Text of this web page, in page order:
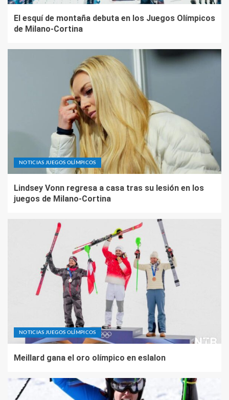
El esquí de montaña debuta en los Juegos Olímpicos
de Milano-Cortina
NOTICIAS JUEGOS OLÍMPICOS
Lindsey Vonn regresa a casa tras su lesión en los
juegos de Milano-Cortina
NOTICIAS JUEGOS OLÍMPICOS
Meillard gana el oro olímpico en eslalon